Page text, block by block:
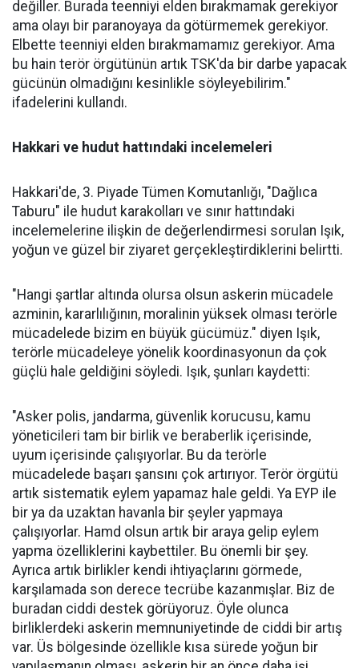
değiller. Burada teenniyi elden bırakmamak gerekiyor
ama olayı bir paranoyaya da götürmemek gerekiyor.
Elbette teenniyi elden bırakmamamız gerekiyor. Ama
bu hain terör örgütünün artık TSK'da bir darbe yapacak
gücünün olmadığını kesinlikle söyleyebilirim."
ifadelerini kullandı.
Hakkari ve hudut hattındaki incelemeleri
Hakkari'de, 3. Piyade Tümen Komutanlığı, "Dağlıca
Taburu" ile hudut karakolları ve sınır hattındaki
incelemelerine ilişkin de değerlendirmesi sorulan Işık,
yoğun ve güzel bir ziyaret gerçekleştirdiklerini belirtti.
"Hangi şartlar altında olursa olsun askerin mücadele
azminin, kararlılığının, moralinin yüksek olması terörle
mücadelede bizim en büyük gücümüz." diyen Işık,
terörle mücadeleye yönelik koordinasyonun da çok
güçlü hale geldiğini söyledi. Işık, şunları kaydetti:
"Asker polis, jandarma, güvenlik korucusu, kamu
yöneticileri tam bir birlik ve beraberlik içerisinde,
uyum içerisinde çalışıyorlar. Bu da terörle
mücadelede başarı şansını çok artırıyor. Terör örgütü
artık sistematik eylem yapamaz hale geldi. Ya EYP ile
bir ya da uzaktan havanla bir şeyler yapmaya
çalışıyorlar. Hamd olsun artık bir araya gelip eylem
yapma özelliklerini kaybettiler. Bu önemli bir şey.
Ayrıca artık birlikler kendi ihtiyaçlarını görmede,
karşılamada son derece tecrübe kazanmışlar. Biz de
buradan ciddi destek görüyoruz. Öyle olunca
birliklerdeki askerin memnuniyetinde de ciddi bir artış
var. Üs bölgesinde özellikle kısa sürede yoğun bir